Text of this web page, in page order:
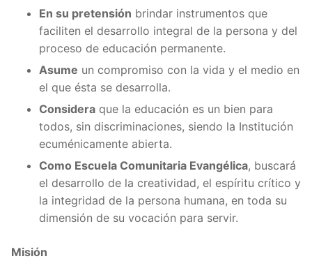
En su pretensión brindar instrumentos que
faciliten el desarrollo integral de la persona y del
proceso de educación permanente.
Asume un compromiso con la vida y el medio en
el que ésta se desarrolla.
Considera que la educación es un bien para
todos, sin discriminaciones, siendo la Institución
ecuménicamente abierta.
Como Escuela Comunitaria Evangélica, buscará
el desarrollo de la creatividad, el espíritu crítico y
la integridad de la persona humana, en toda su
dimensión de su vocación para servir.
Misión